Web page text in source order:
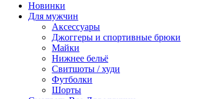
Новинки
Для мужчин
Аксессуары
Джоггеры и спортивные брюки
Майки
Нижнее бельё
Свитшоты / худи
Футболки
Шорты